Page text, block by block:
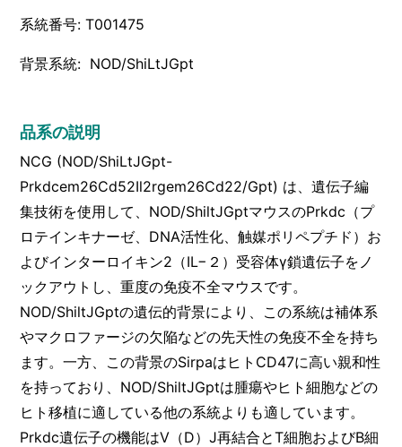
系統番号: T001475
背景系統: NOD/ShiLtJGpt
品系の説明
NCG (NOD/ShiLtJGpt-
Prkdcem26Cd52Il2rgem26Cd22/Gpt) は、遺伝子編
集技術を使用して、NOD/ShiltJGptマウスのPrkdc（プ
ロテインキナーゼ、DNA活性化、触媒ポリペプチド）お
よびインターロイキン2（IL−２）受容体γ鎖遺伝子をノ
ックアウトし、重度の免疫不全マウスです。
NOD/ShiltJGptの遺伝的背景により、この系統は補体系
やマクロファージの欠陥などの先天性の免疫不全を持ち
ます。一方、この背景のSirpaはヒトCD47に高い親和性
を持っており、NOD/ShiltJGptは腫瘍やヒト細胞などの
ヒト移植に適している他の系統よりも適しています。
Prkdc遺伝子の機能はV（D）J再結合とT細胞およびB細